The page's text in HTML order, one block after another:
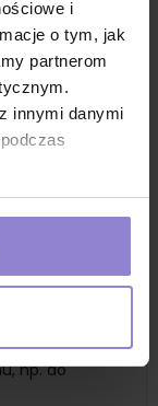
i
o tym, jak
partnerom
innymi danymi
i zmywania
zarówno w
i ciała
przed
np. do